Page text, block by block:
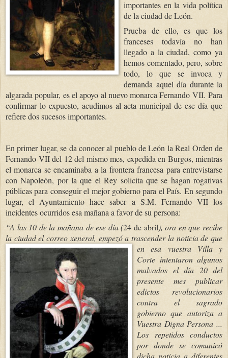
importantes en la vida política
de la ciudad de León.
Prueba de ello, es que los
franceses todavía no han
llegado a la ciudad, como ya
hemos comentado, pero, sobre
todo, lo que se invoca y
demanda aquel día durante la
algarada popular, es el apoyo al nuevo monarca Fernando VII. Para
confirmar lo expuesto, acudimos al acta municipal de ese día que
refiere dos sucesos importantes.
En primer lugar, se da conocer al pueblo de León la Real Orden de
Fernando VII del 12 del mismo mes, expedida en Burgos, mientras
el monarca se encaminaba a la frontera francesa para entrevistarse
con Napoleón, por la que el Rey solicita que se hagan rogativas
públicas para conseguir el mejor gobierno para el País. En segundo
lugar, el Ayuntamiento hace saber a S.M. Fernando VII los
incidentes ocurridos esa mañana a favor de su persona:
“A las 10 de la mañana de ese día (24 de abril), ora en que recibe
la ciudad el correo xeneral, empezó a trascender la noticia de que
en esa vuestra Villa y
Corte intentaron algunos
malvados el día 20 del
presente mes publicar
edictos revolucionarios
contra el sagrado
gobierno que autoriza a
Vuestra Digna Persona ...
Los repetidos conductos
por donde se comunicó
dicha noticia a diferentes